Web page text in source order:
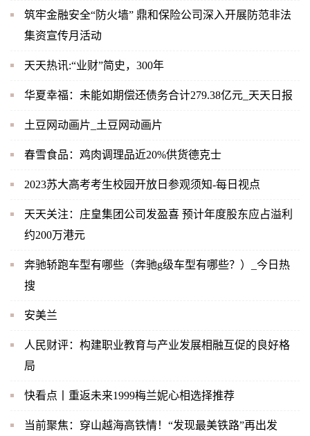
筑牢金融安全“防火墙” 鼎和保险公司深入开展防范非法
集资宣传月活动
天天热讯:“业财”简史，300年
华夏幸福：未能如期偿还债务合计279.38亿元_天天日报
土豆网动画片_土豆网动画片
春雪食品：鸡肉调理品近20%供货德克士
2023苏大高考考生校园开放日参观须知-每日视点
天天关注：庄皇集团公司发盈喜 预计年度股东应占溢利
约200万港元
奔驰轿跑车型有哪些（奔驰g级车型有哪些？）_今日热
搜
安美兰
人民财评：构建职业教育与产业发展相融互促的良好格
局
快看点丨重返未来1999梅兰妮心相选择推荐
当前聚焦：穿山越海高铁情！“发现最美铁路”再出发